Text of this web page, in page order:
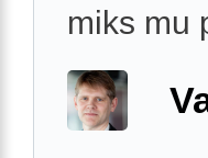
miks mu